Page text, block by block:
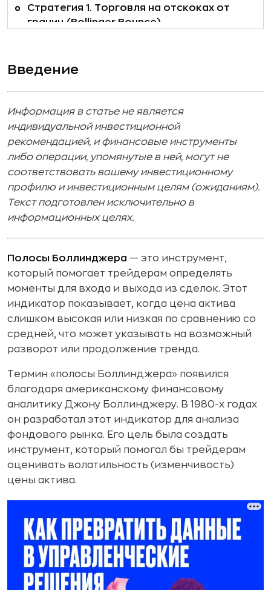
Стратегия 1. Торговля на отскоках от
границ (Bollinger Bounce)
Стратегия 3. Сжатие Боллинджера
(Bollinger Squeeze) — ловим импульс
Стратегия 4. Пересечение средней
линии (SMA) — поиск точек входа
Ошибки при использовании индикатора
Итог
Введение
Информация в статье не является
индивидуальной инвестиционной
рекомендацией, и финансовые инструменты
либо операции, упомянутые в ней, могут не
соответствовать вашему инвестиционному
профилю и инвестиционным целям (ожиданиям).
Текст подготовлен исключительно в
информационных целях.
Полосы Боллинджера — это инструмент,
который помогает трейдерам определять
моменты для входа и выхода из сделок. Этот
индикатор показывает, когда цена актива
слишком высокая или низкая по сравнению со
средней, что может указывать на возможный
разворот или продолжение тренда.
Термин «полосы Боллинджера» появился
благодаря американскому финансовому
аналитику Джону Боллинджеру. В 1980-х годах
он разработал этот индикатор для анализа
фондового рынка. Его цель была создать
инструмент, который помогал бы трейдерам
оценивать волатильность (изменчивость)
цены актива.